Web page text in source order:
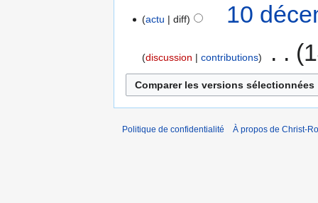
actu diff 10
discussion contributions
Politique de confidentialité À propos de Christ-